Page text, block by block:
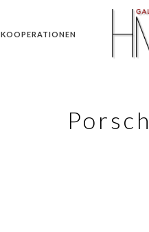
KOOPERATIONEN